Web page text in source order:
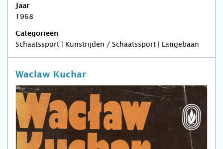
Jaar
1968
Categorieën
Schaatssport | Kunstrijden / Schaatssport | Langebaan
Waclaw Kuchar